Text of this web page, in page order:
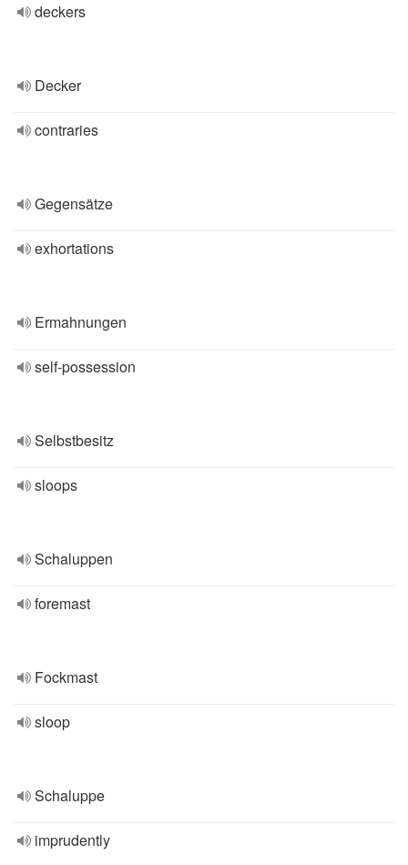
deckers
Decker
contraries
Gegensätze
exhortations
Ermahnungen
self-possession
Selbstbesitz
sloops
Schaluppen
foremast
Fockmast
sloop
Schaluppe
imprudently